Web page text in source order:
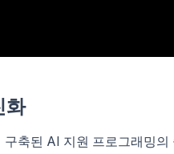
화
축된 AI 지원 프로그래밍